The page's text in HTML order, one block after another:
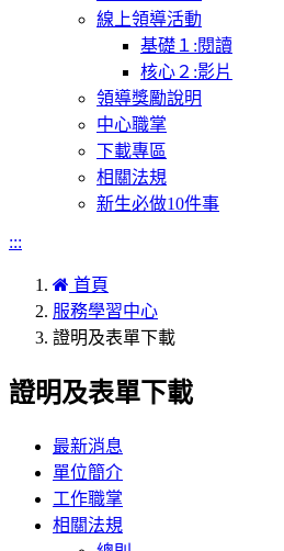
線上領導活動
基礎１:閱讀
核心２:影片
領導獎勵說明
中心職掌
下載專區
相關法規
新生必做10件事
:::
首頁
服務學習中心
證明及表單下載
證明及表單下載
最新消息
單位簡介
工作職掌
相關法規